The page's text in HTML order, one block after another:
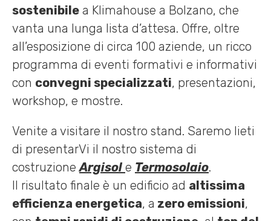
sostenibile a Klimahouse a Bolzano, che
vanta una lunga lista d’attesa. Offre, oltre
all’esposizione di circa 100 aziende, un ricco
programma di eventi formativi e informativi
con convegni specializzati, presentazioni,
workshop, e mostre.
Venite a visitare il nostro stand. Saremo lieti
di presentarVi il nostro sistema di
costruzioneArgisol e Termosolaio.
Il risultato finale è un edificio ad altissima
efficienza energetica, a zero emissioni,